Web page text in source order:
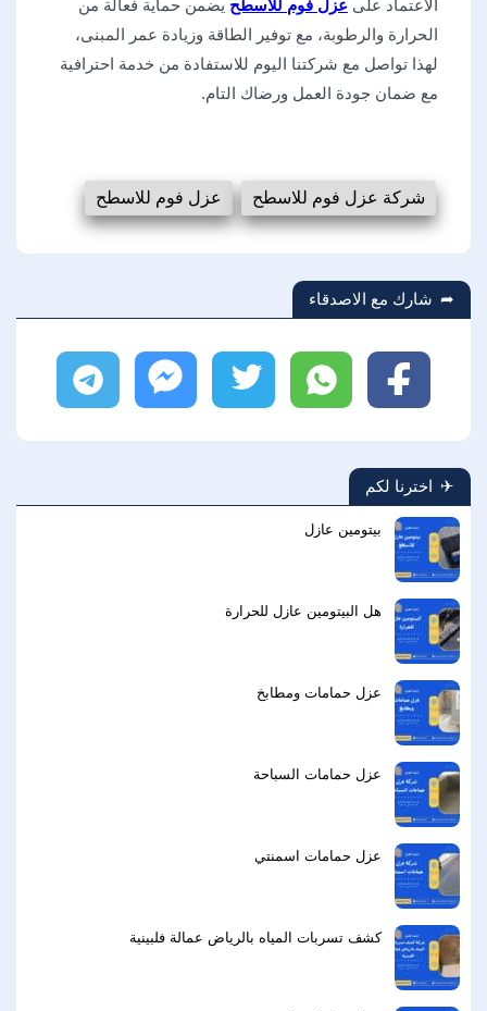
الاعتماد على عزل فوم للاسطح يضمن حماية فعالة من
الحرارة والرطوبة، مع توفير الطاقة وزيادة عمر المبنى،
لهذا تواصل مع شركتنا اليوم للاستفادة من خدمة احترافية
مع ضمان جودة العمل ورضاك التام.
شركة عزل فوم للاسطح عزل فوم للاسطح
شارك مع الاصدقاء
فيسبوك واتساب ماسنجر
اخترنا لكم
بيتومين عازل
هل البيتومين عازل للحرارة
عزل حمامات ومطابخ
عزل حمامات السباحة
عزل حمامات اسمنتي
كشف تسربات المياه بالرياض عمالة فلبينية